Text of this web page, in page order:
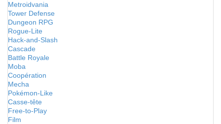
Metroidvania
Tower Defense
Dungeon RPG
Rogue-Lite
Hack-and-Slash
Cascade
Battle Royale
Moba
Coopération
Mecha
Pokémon-Like
Casse-tête
Free-to-Play
Film